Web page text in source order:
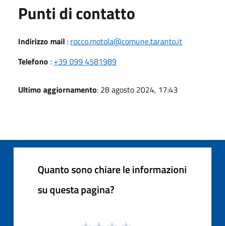
Punti di contatto
Indirizzo mail : rocco.motola@comune.taranto.it
Telefono : +39 099 4581989
Ultimo aggiornamento: 28 agosto 2024, 17:43
Quanto sono chiare le informazioni
su questa pagina?